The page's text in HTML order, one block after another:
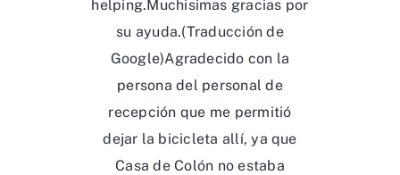
helping.Muchisimas gracias por
su ayuda.(Traducción de
Google)Agradecido con la
persona del personal de
recepción que me permitió
dejar la bicicleta allí, ya que
Casa de Colón no estaba